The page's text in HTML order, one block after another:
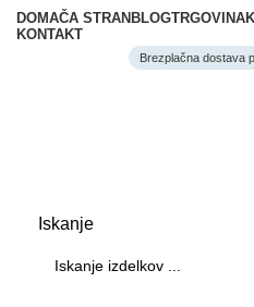
DOMAČA STRAN BLOGTRGOVINA
KONTAKT
Brezplačna dostava
Iskanje